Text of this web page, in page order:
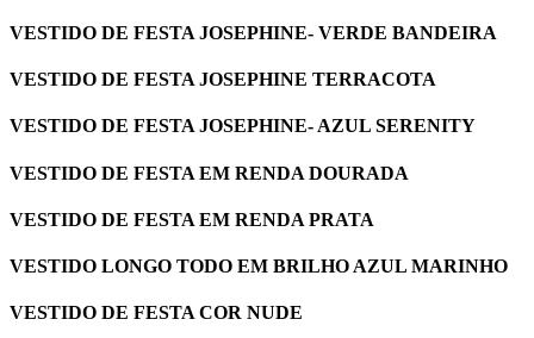
VESTIDO DE FESTA JOSEPHINE- VERDE BANDEIRA
VESTIDO DE FESTA JOSEPHINE TERRACOTA
VESTIDO DE FESTA JOSEPHINE- AZUL SERENITY
VESTIDO DE FESTA EM RENDA DOURADA
VESTIDO DE FESTA EM RENDA PRATA
VESTIDO LONGO TODO EM BRILHO AZUL MARINHO
VESTIDO DE FESTA COR NUDE